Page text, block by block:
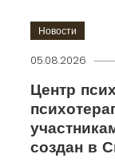
Новости
05.08.2026
Центр
создан в